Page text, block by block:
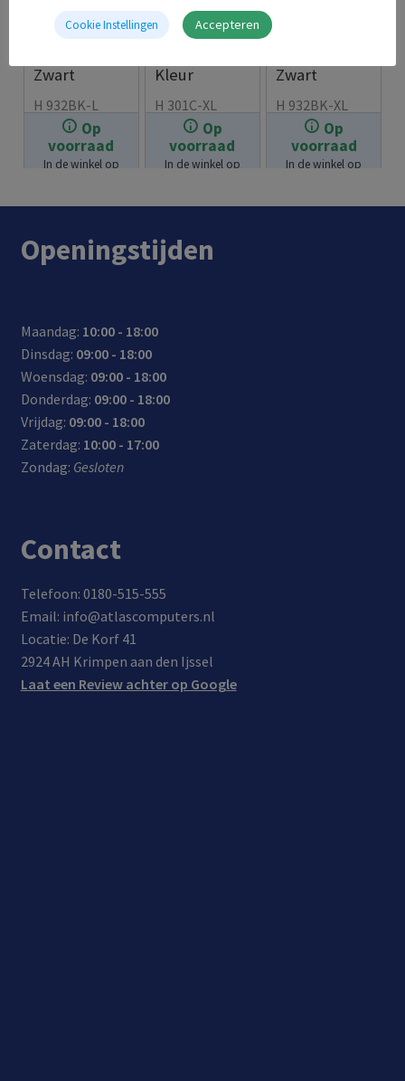
Op
voorraad
In de winkel op
Second Life
Zwart
11.99
H 932BK-L
Op
voorraad
In de winkel op
Second Life
Kleur
23.99
H 301C-XL
Op
voorraad
In de winkel op
Zwart
11.99
H 932BK-XL
Openingstijden
Maandag: 10:00 - 18:00
Dinsdag: 09:00 - 18:00
Woensdag: 09:00 - 18:00
Donderdag: 09:00 - 18:00
Vrijdag: 09:00 - 18:00
Zaterdag: 10:00 - 17:00
Zondag: Gesloten
Contact
Telefoon: 0180-515-555
Email: info@atlascomputers.nl
Locatie: De Korf 41
2924 AH Krimpen aan den Ijssel
Laat een Review achter op Google
Cookie Instellingen Accepteren